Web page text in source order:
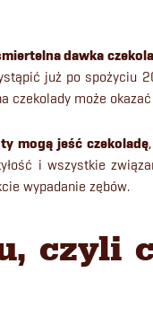
dawka
już po spożyciu
czekolady może
mogą jeść czekoladę
i wszystkie
wypadanie zębów.
czyli